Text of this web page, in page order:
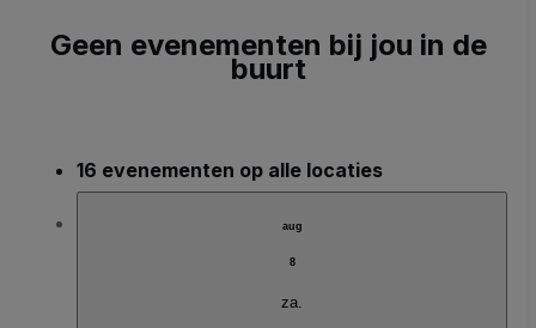
Geen evenementen bij jou in de
buurt
16 evenementen op alle locaties
aug
8
za.